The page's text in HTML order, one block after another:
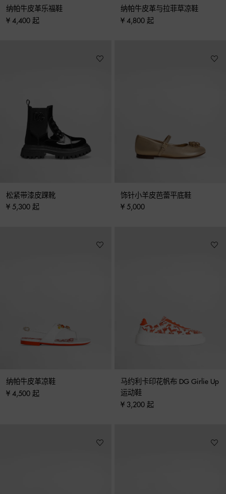
纳帕牛皮革乐福鞋
¥ 4,400 起
纳帕牛皮革与拉菲草凉鞋
¥ 4,800 起
松紧带漆皮踝靴
¥ 5,300 起
饰针小羊皮芭蕾平底鞋
¥ 5,000
纳帕牛皮革凉鞋
¥ 4,500 起
马约利卡印花帆布 DG Girlie Up
运动鞋
¥ 3,200 起